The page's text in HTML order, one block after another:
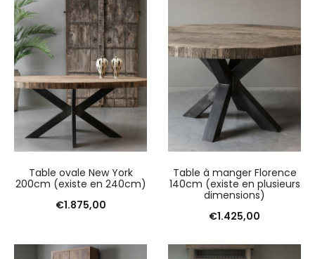
Table ovale New York
200cm (existe en 240cm)
€1.875,00
Table à manger Florence
140cm (existe en plusieurs
dimensions)
€1.425,00